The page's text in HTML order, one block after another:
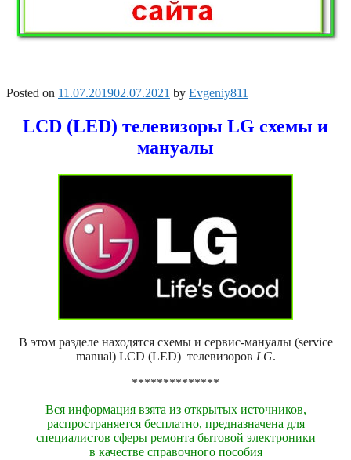
Posted on 11.07.201902.07.2021 by Evgeniy811
LCD (LED) телевизоры LG схемы и
мануалы
В этом разделе находятся схемы и сервис-мануалы (service
manual) LCD (LED) телевизоров LG.
**************
Вся информация взята из открытых источников,
распространяется бесплатно, предназначена для
специалистов сферы ремонта бытовой электроники
в качестве справочного пособия